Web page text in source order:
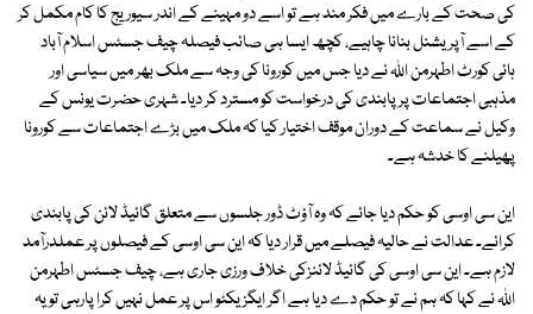
کی صحت کے بارے میں فکر مند ہے تو اسے دو مہینے کے اندر سیوریج کا کام مکمل کر
کے اسے آپریشنل بنانا چاہیے، کچھ ایسا ہی صائب فیصلہ چیف جسٹس اسلام آباد
ہائی کورٹ اطہرمن اللہ نے دیا جس میں کورونا کی وجہ سے ملک بھر میں سیاسی اور
مذہبی اجتماعات پر پابندی کی درخواست کو مسترد کر دیا۔ شہری حضرت یونس کے
وکیل نے سماعت کے دوران موقف اختیار کیا کہ ملک میں بڑے اجتماعات سے کورونا
پھیلنے کا خدشہ ہے۔
این سی اوسی کو حکم دیا جائے کہ وہ آؤٹ ڈور جلسوں سے متعلق گائیڈ لائن کی پابندی
کرائے۔ عدالت نے حالیہ فیصلے میں قرار دیا کہ این سی اوسی کے فیصلوں پر عملدرآمد
لازم ہے۔ این سی اوسی کی گائیڈ لائنزکی خلاف ورزی جاری ہے، چیف جسٹس اطہرمن
اللہ نے کہا کہ ہم نے تو حکم دے دیا ہے اگر ایگزیکٹو اس پر عمل نہیں کرا پارہی تو یہ